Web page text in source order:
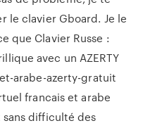
le clavier Gboard. Je le
que Clavier Russe :
avec un AZERTY
arabe-azerty-gratuit
francais et arabe
difficulté des